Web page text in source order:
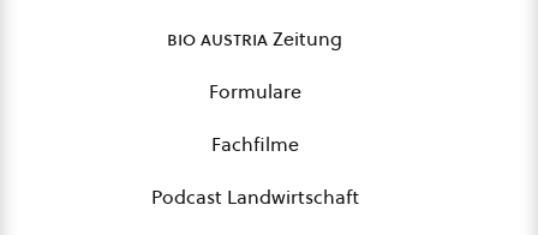
bio austriaZeitung
Formulare
Fachfilme
Podcast Landwirtschaft